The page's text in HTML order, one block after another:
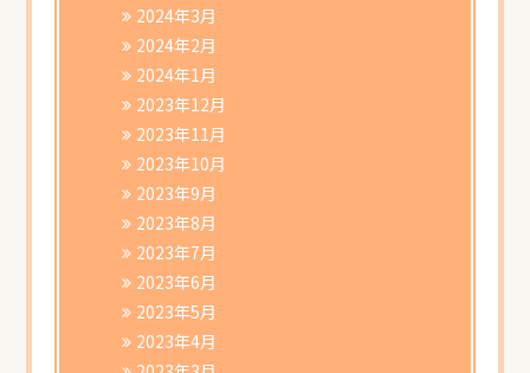
2024年3月
2024年2月
2024年1月
2023年12月
2023年11月
2023年10月
2023年9月
2023年8月
2023年7月
2023年6月
2023年5月
2023年4月